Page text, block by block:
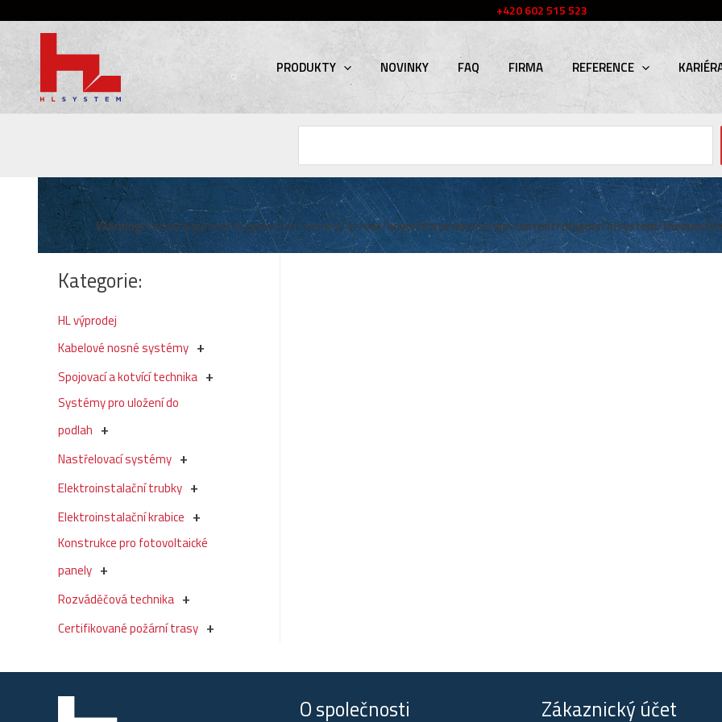
+420 602 515 523
PRODUKTY NOVINKY FAQ FIRMA REFERENCE
Kategorie:
HL výprodej
Kabelové nosné systémy
Spojovací a kotvící technika
Systémy pro uložení do
podlah
Nastřelovací systémy
Elektroinstalační trubky
Elektroinstalační krabice
Konstrukce pro fotovoltaické
panely
Rozváděčová technika
Certifikované požární trasy
Warning: Invalid argument supplied for foreach() in/var/www/hlsystem.cz/wp-content/plugins/hlsystem/themes/
O společnosti Zákaznický účet